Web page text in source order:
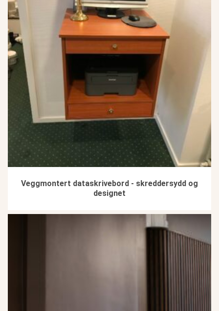
Veggmontert dataskrivebord - skreddersydd og
designet